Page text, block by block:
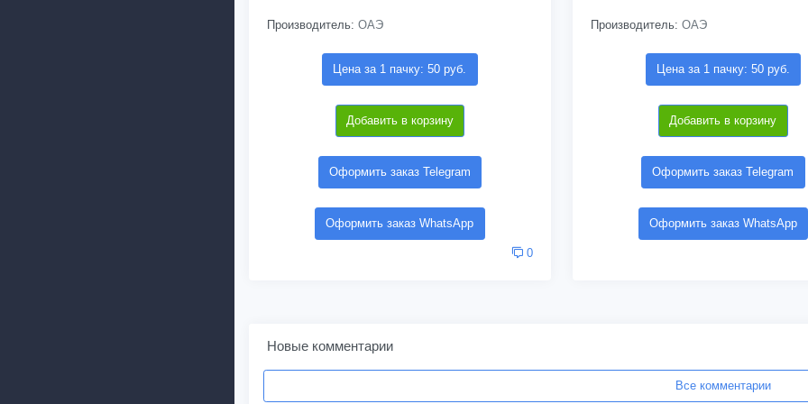
Производитель: ОАЭ
Цена за 1 пачку: 50 руб.
Добавить в корзину
Оформить заказ Telegram
Оформить заказ WhatsApp
0
Производитель: ОАЭ
Цена за 1 пачку: 50 руб.
Добавить в корзину
Оформить заказ Telegram
Оформить заказ WhatsApp
Новые комментарии
Все комментарии